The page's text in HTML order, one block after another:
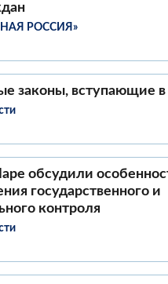
РОССИЯ»
законы, вступающие
обсудили
государственного и
контроля